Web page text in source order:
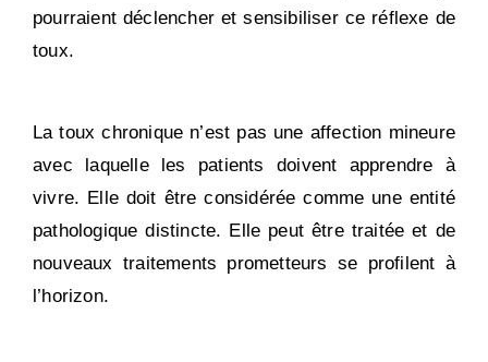
pourraient déclencher et sensibiliser ce réflexe de
toux.
La toux chronique n’est pas une affection mineure
avec laquelle les patients doivent apprendre à
vivre. Elle doit être considérée comme une entité
pathologique distincte. Elle peut être traitée et de
nouveaux traitements prometteurs se profilent à
l’horizon.